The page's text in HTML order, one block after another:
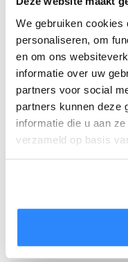
We gebruiken cookies
personaliseren, om
en om ons
informatie over uw
partners voor social
partners kunnen deze
informatie die u aan
verzameld op basis
Koudemiddel
Temperatuurbereik
Temperatuurbereik
verwarmen (°C)
SEER
Afstandbediening